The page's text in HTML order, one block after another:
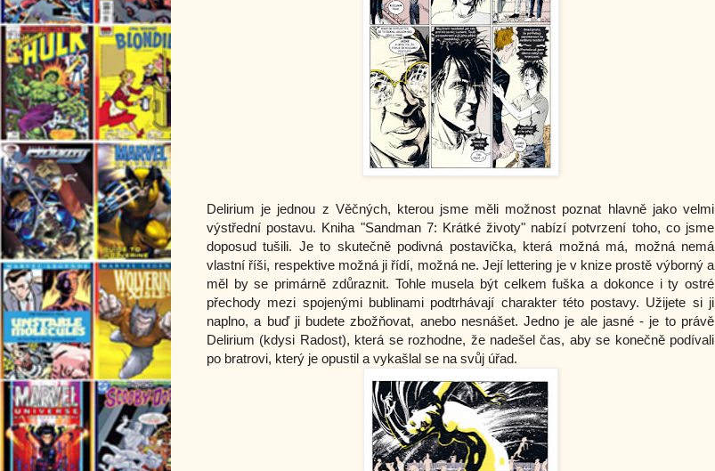
Delirium je jednou z Věčných, kterou jsme měli možnost poznat hlavně jako velmi
výstřední postavu. Kniha "Sandman 7: Krátké životy" nabízí potvrzení toho, co jsme
doposud tušili. Je to skutečně podivná postavička, která možná má, možná nemá
vlastní říši, respektive možná ji řídí, možná ne. Její lettering je v knize prostě výborný a
měl by se primárně zdůraznit. Tohle musela být celkem fuška a dokonce i ty ostré
přechody mezi spojenými bublinami podtrhávají charakter této postavy. Užijete si ji
naplno, a buď ji budete zbožňovat, anebo nesnášet. Jedno je ale jasné - je to právě
Delirium (kdysi Radost), která se rozhodne, že nadešel čas, aby se konečně podívali
po bratrovi, který je opustil a vykašlal se na svůj úřad.